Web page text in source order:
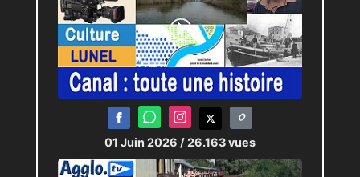
01 Juin 2026 / 26.163 vues